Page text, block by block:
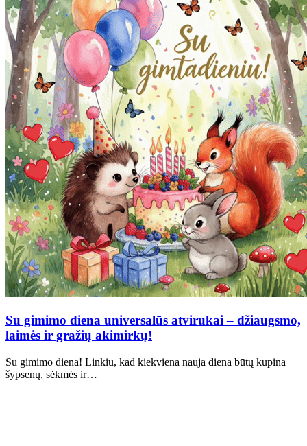
Su gimimo diena universalūs atvirukai – džiaugsmo,
laimės ir gražių akimirkų!
Su gimimo diena! Linkiu, kad kiekviena nauja diena būtų kupina
šypsenų, sėkmės ir…